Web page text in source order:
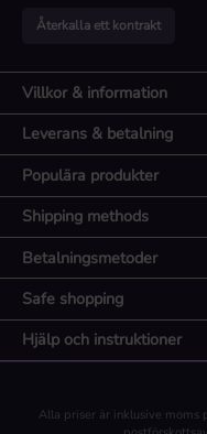
Återkalla ett kontrakt
Villkor & information
Leverans & betalning
Populära produkter
Betalningsmetoder
Shipping methods
Safe shopping
Hjälp och instruktioner
Alla priser är inklusive moms